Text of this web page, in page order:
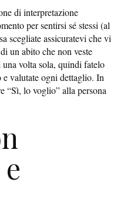
di interpretazione
per sentirsi sé stessi (al
scegliate assicuratevi che vi
un abito che non veste
una volta sola, quindi fatelo
valutate ogni dettaglio. In
“Sì, lo voglio” alla persona